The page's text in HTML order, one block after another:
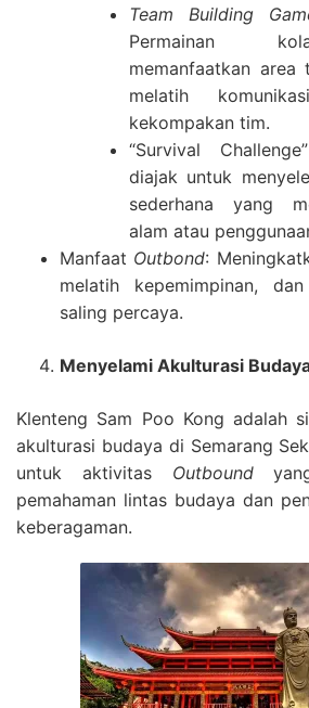
Team Building
Permainan
memanfaatkan area
melatih
kekompakan tim.
“Survival
diajak untuk
sederhana yang
alam atau
Manfaat Outbond:
melatih kepemimpinan,
saling percaya.
Menyelami Akulturasi
Klenteng Sam Poo Kong adalah
akulturasi budaya di Semarang
untuk aktivitas Outbound
pemahaman lintas budaya dan
keberagaman.